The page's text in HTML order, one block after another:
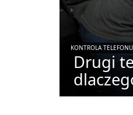
KONTROLA TELEFONU
Drugi